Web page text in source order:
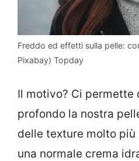
Freddo ed effetti sulla pelle:
Pixabay) Topday
Il motivo? Ci permette
profondo la nostra
delle texture molto
una normale crema